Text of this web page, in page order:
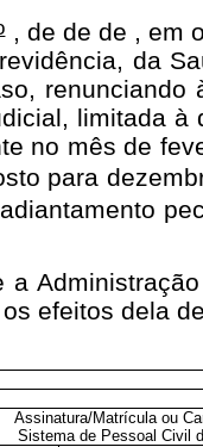
, de de de , em
da
limitada
no mês de
para
efeitos dela
Assinatura/Matrícula ou
Sistema de Pessoal Civil